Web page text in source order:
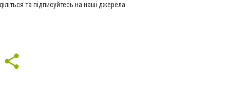
та підписуйтесь на наші джерела